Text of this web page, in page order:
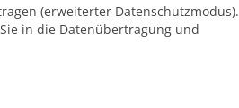
(erweiterter Datenschutzmodus).
in die Datenübertragung und